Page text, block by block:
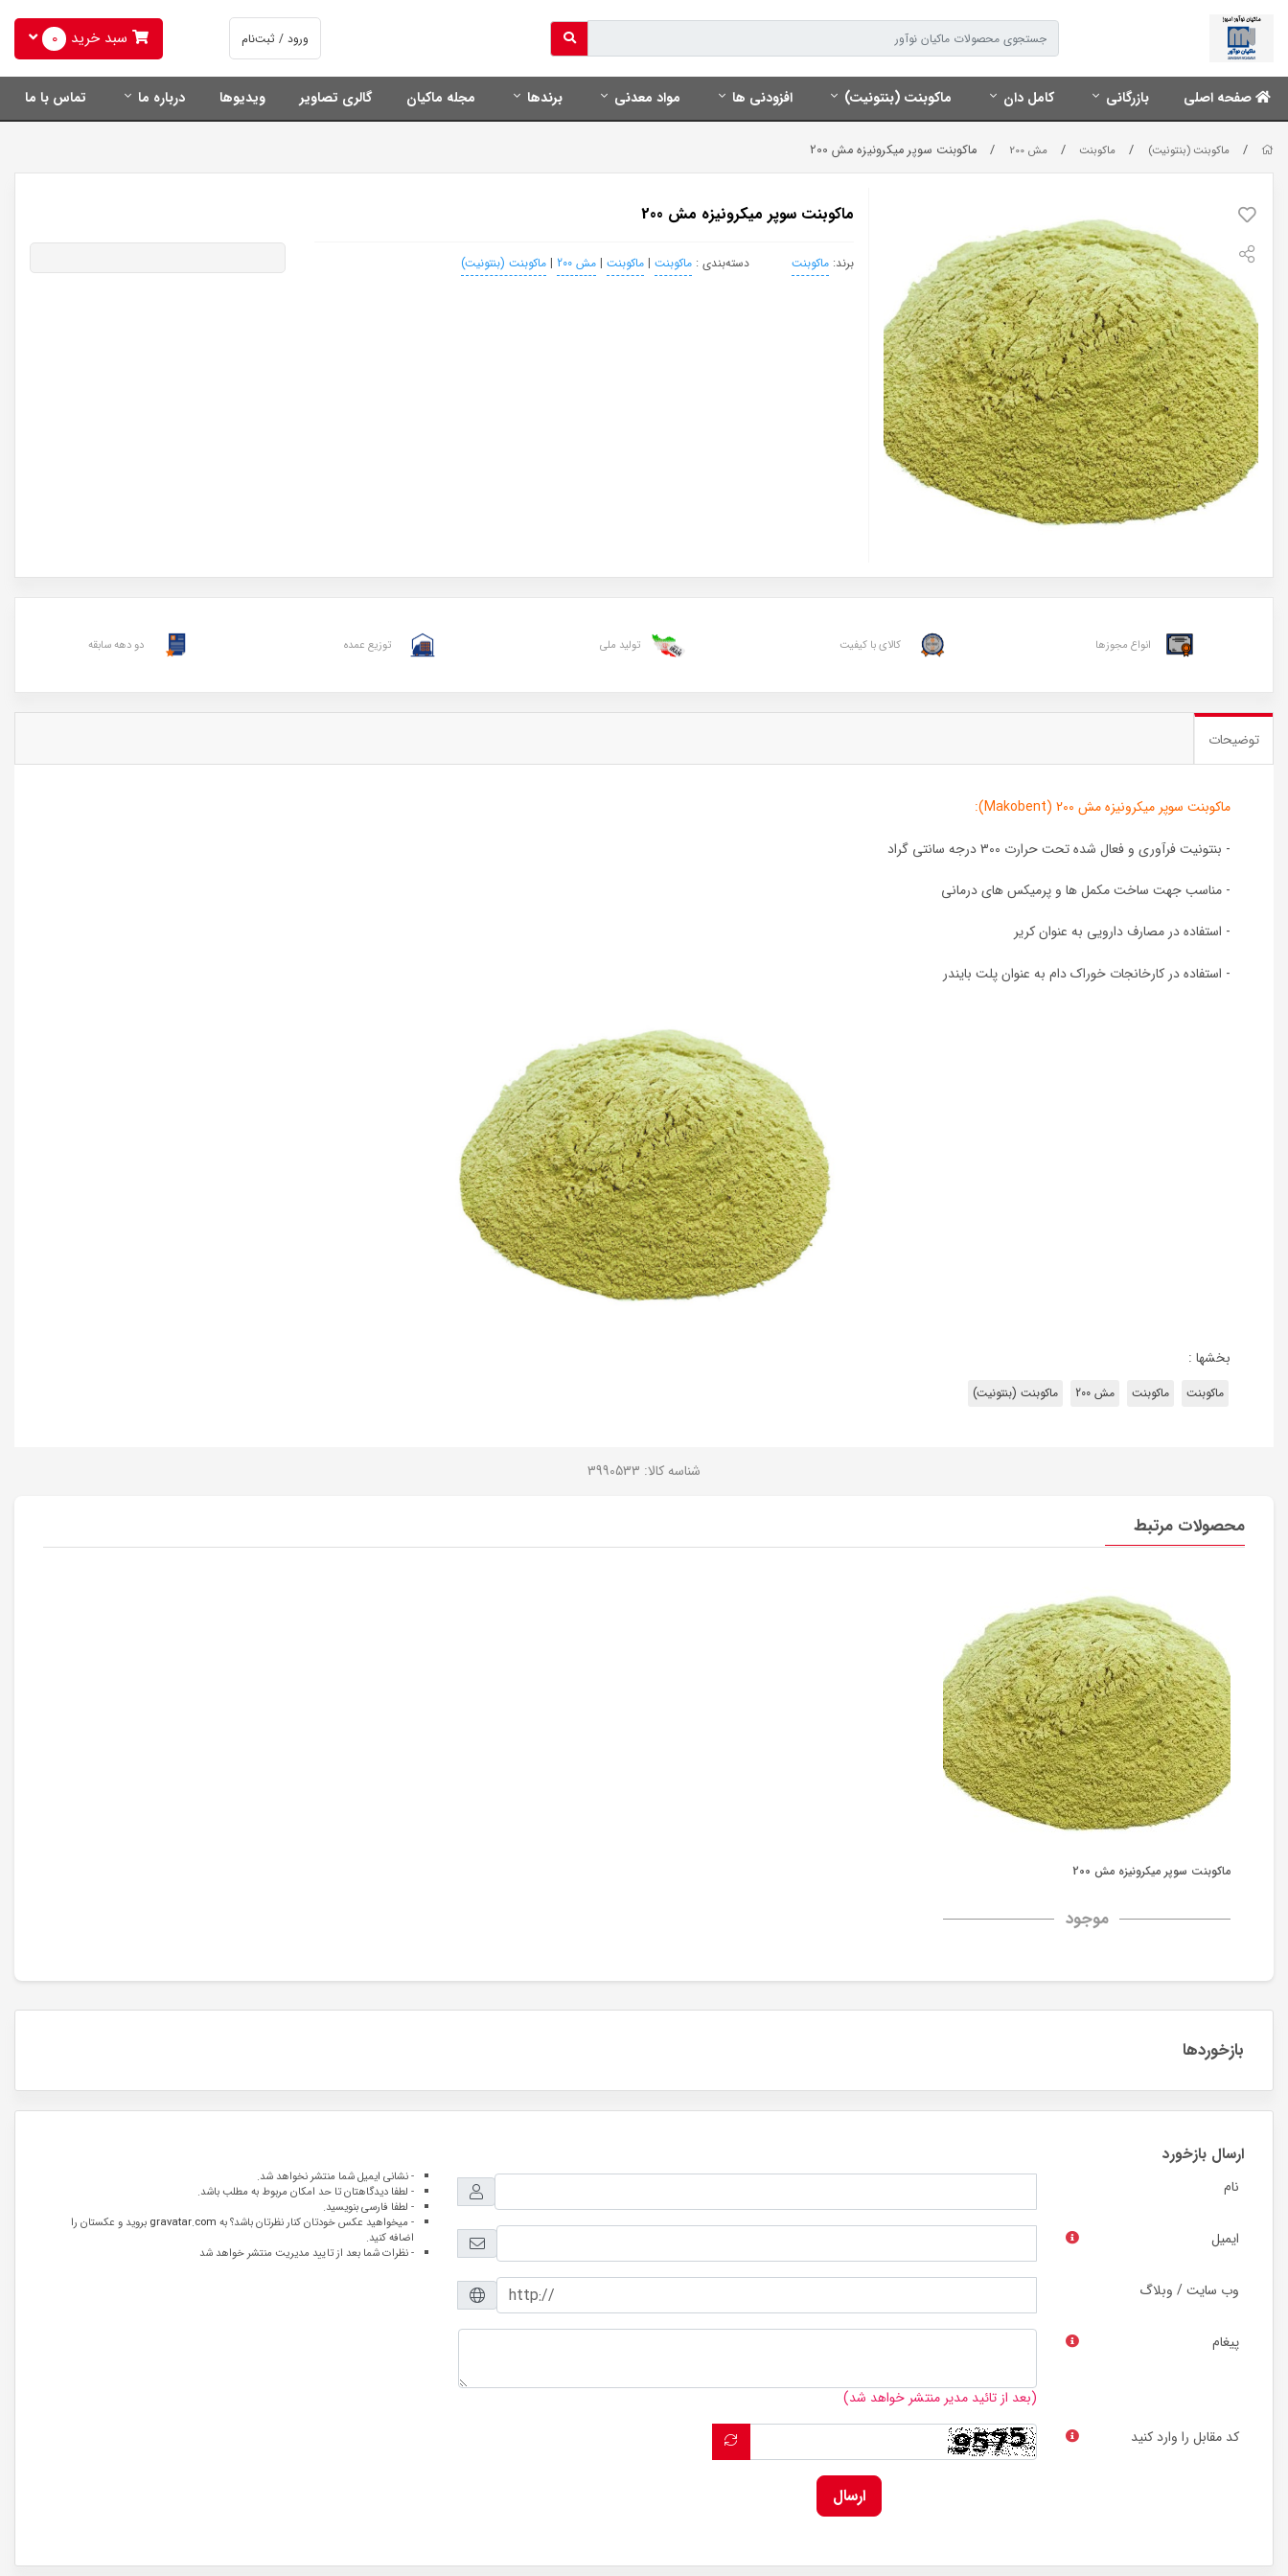
ورود / ثبت‌نام سبد خرید 0
صفحه اصلی بازرگانی کامل دان ماکوبنت (بنتونیت) افزودنی ها مواد معدنی برندها مجله ماکیان گالری تصاویر ویدیوها درباره ما تماس با ما
/ ماکوبنت (بنتونیت) / ماکوبنت / مش 200 / ماکوبنت سوپر میکرونیزه مش 200
ماکوبنت سوپر میکرونیزه مش 200
برند:ماکوبنت دسته‌بندی :ماکوبنت |ماکوبنت |مش 200 |ماکوبنت (بنتونیت)
انواع مجوزها کالای با کیفیت تولید ملی توزیع عمده دو دهه سابقه
توضیحات
ماکوبنت سوپر میکرونیزه مش 200 (Makobent):
- بنتونیت فرآوری و فعال شده تحت حرارت 300 درجه سانتی گراد
- مناسب جهت ساخت مکمل ها و پرمیکس های درمانی
- استفاده در مصارف دارویی به عنوان کریر
- استفاده در کارخانجات خوراک دام به عنوان پلت بایندر
بخشها :
ماکوبنت ماکوبنت مش 200 ماکوبنت (بنتونیت)
شناسه کالا: 3990533
محصولات مرتبط
ماکوبنت سوپر میکرونیزه مش 200
موجود
بازخوردها
ارسال بازخورد
نام
ایمیل
وب سایت / وبلاگ
پیغام
(بعد از تائید مدیر منتشر خواهد شد)
کد مقابل را وارد کنید
ارسال
- نشانی ایمیل شما منتشر نخواهد شد.
- لطفا دیدگاهتان تا حد امکان مربوط به مطلب باشد.
- لطفا فارسی بنویسید.
- میخواهید عکس خودتان کنار نظرتان باشد؟ به gravatar.com بروید و عکستان را
اضافه کنید.
- نظرات شما بعد از تایید مدیریت منتشر خواهد شد